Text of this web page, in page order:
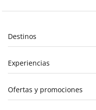
Destinos
Experiencias
Ofertas y promociones